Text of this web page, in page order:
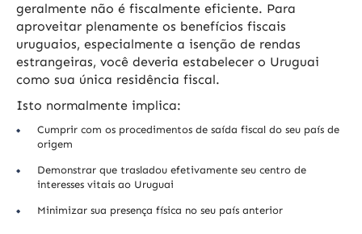
geralmente não é fiscalmente eficiente. Para
aproveitar plenamente os benefícios fiscais
uruguaios, especialmente a isenção de rendas
estrangeiras, você deveria estabelecer o Uruguai
como sua única residência fiscal.
Isto normalmente implica:
Cumprir com os procedimentos de saída fiscal do seu país de
origem
Demonstrar que trasladou efetivamente seu centro de
interesses vitais ao Uruguai
Minimizar sua presença física no seu país anterior